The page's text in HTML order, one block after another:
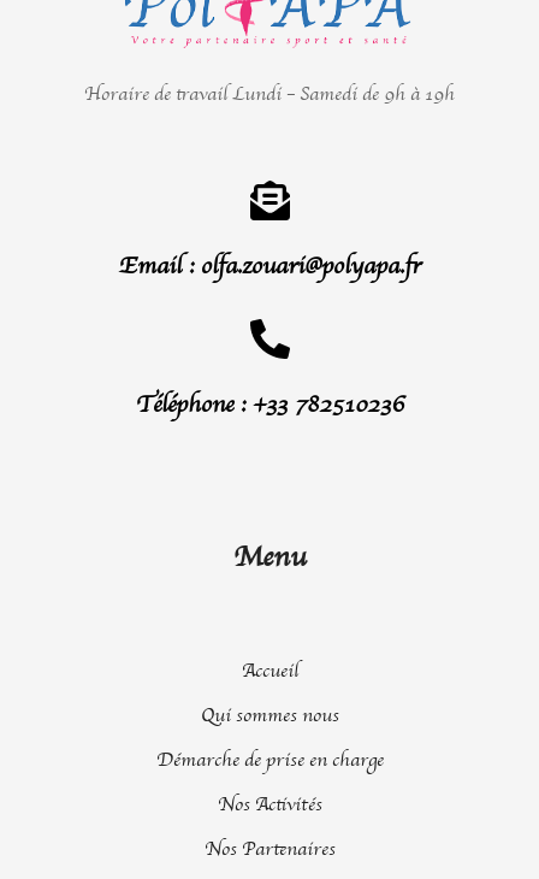
Horaire de travail Lundi – Samedi de 9h à 19h
Email : olfa.zouari@polyapa.fr
Téléphone : +33 782510236
Menu
Accueil
Qui sommes nous
Démarche de prise en charge
Nos Activités
Nos Partenaires